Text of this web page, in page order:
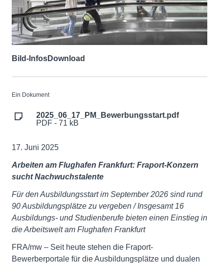
Bild-InfosDownload
Ein Dokument
2025_06_17_PM_Bewerbungsstart.pdf
PDF - 71 kB
17. Juni 2025
Arbeiten am Flughafen Frankfurt: Fraport-Konzern
sucht Nachwuchstalente
Für den Ausbildungsstart im September 2026 sind rund
90 Ausbildungsplätze zu vergeben / Insgesamt 16
Ausbildungs- und Studienberufe bieten einen Einstieg in
die Arbeitswelt am Flughafen Frankfurt
FRA/mw – Seit heute stehen die Fraport-
Bewerberportale für die Ausbildungsplätze und dualen